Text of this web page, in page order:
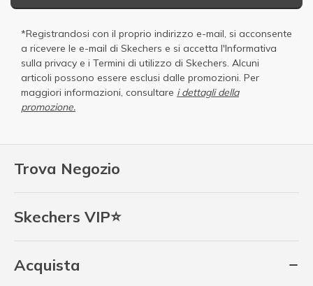
Trova Negozio
Skechers VIP⭐
Acquista
*Registrandosi con il proprio indirizzo e-mail, si acconsente
a ricevere le e-mail di Skechers e si accetta l'Informativa
sulla privacy e i Termini di utilizzo di Skechers. Alcuni
articoli possono essere esclusi dalle promozioni. Per
maggiori informazioni, consultare i dettagli della
promozione.